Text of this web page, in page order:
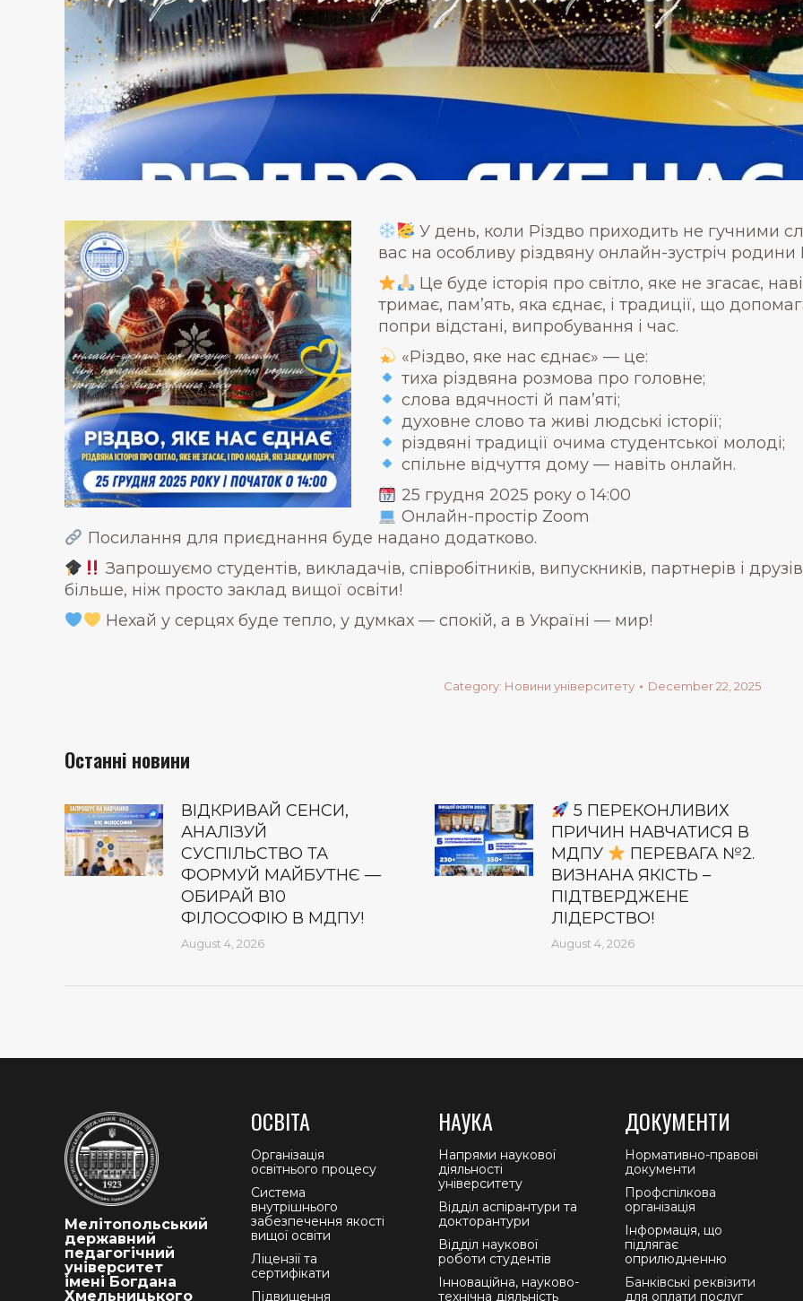
У день, коли Різдво приходить не гучними
вас на особливу різдвяну онлайн-зустріч
Це буде історія про світло, яке не згасає,
тримає, пам’ять, яка єднає, і традиції, що
попри відстані, випробування і час.
«Різдво, яке нас єднає» — це:
тиха різдвяна розмова про головне;
слова вдячності й пам’яті;
духовне слово та живі людські історії;
різдвяні традиції очима студентської молоді;
спільне відчуття дому — навіть онлайн.
25 грудня 2025 року о 14:00
Онлайн-простір Zoom
Посилання для приєднання буде надано додатково.
Запрошуємо студентів, викладачів, співробітників, випускників, партнерів і
більше, ніж просто заклад вищої освіти!
Нехай у серцях буде тепло, у думках — спокій, а в Україні — мир!
Category: Новини університету December 22, 2025
Останні новини
ВІДКРИВАЙ СЕНСИ,
АНАЛІЗУЙ
СУСПІЛЬСТВО ТА
ФОРМУЙ МАЙБУТНЄ —
ОБИРАЙ В10
ФІЛОСОФІЮ В МДПУ!
August 4, 2026
5 ПЕРЕКОНЛИВИХ
ПРИЧИН НАВЧАТИСЯ В
МДПУ
ПЕРЕВАГА №2.
ВИЗНАНА ЯКІСТЬ –
ПІДТВЕРДЖЕНЕ
ЛІДЕРСТВО!
August 4, 2026
Мелітопольський
державний
педагогічний
університет
імені Богдана
Хмельницького
ОСВІТА
Організація
освітнього процесу
Система
внутрішнього
забезпечення якості
вищої освіти
Ліцензії та
сертифікати
Підвищення
НАУКА
Напрями наукової
діяльності
університету
Відділ аспірантури та
докторантури
Відділ наукової
роботи студентів
Інноваційна, науково-
технічна діяльність
ДОКУМЕНТИ
Нормативно-правові
документи
Профспілкова
організація
Інформація, що
підлягає
оприлюдненню
Банківські реквізити
для оплати послуг